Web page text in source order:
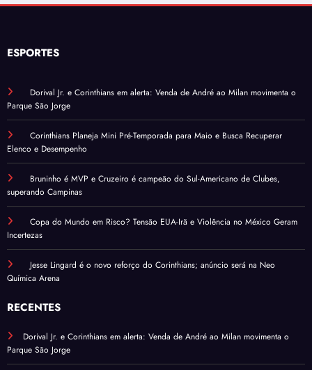
ESPORTES
Dorival Jr. e Corinthians em alerta: Venda de André ao Milan movimenta o
Parque São Jorge
Corinthians Planeja Mini Pré-Temporada para Maio e Busca Recuperar
Elenco e Desempenho
Bruninho é MVP e Cruzeiro é campeão do Sul-Americano de Clubes,
superando Campinas
Copa do Mundo em Risco? Tensão EUA-Irã e Violência no México Geram
Incertezas
Jesse Lingard é o novo reforço do Corinthians; anúncio será na Neo
Química Arena
RECENTES
Dorival Jr. e Corinthians em alerta: Venda de André ao Milan movimenta o
Parque São Jorge